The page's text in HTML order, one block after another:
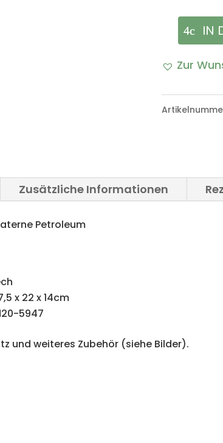
für
Petroleum
IN
Zur
Zusätzliche Informationen
Petroleum
x 22 x 14cm
5947
und weiteres Zubehör (siehe Bilder).